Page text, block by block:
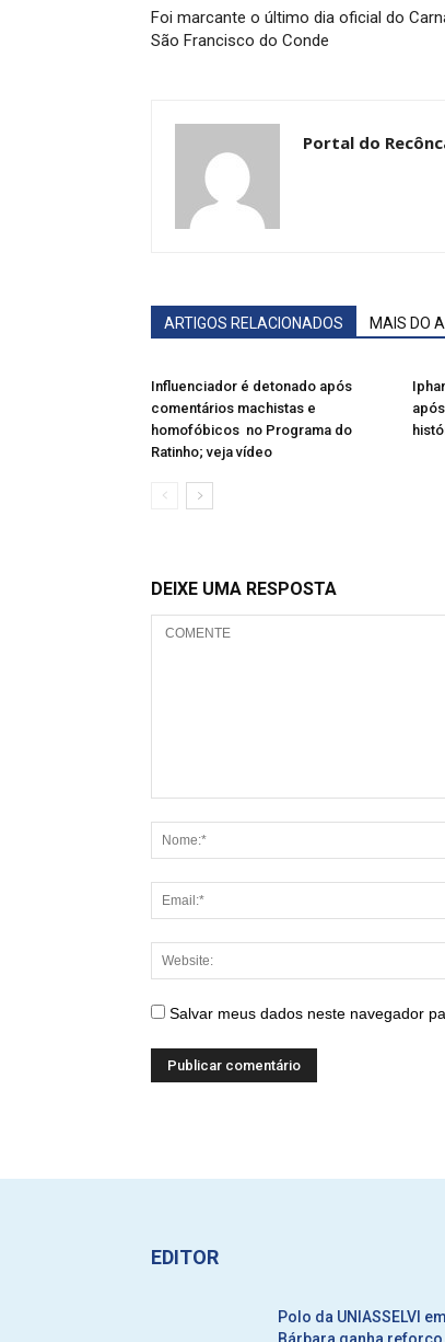
Foi marcante o último dia oficial do
São Francisco do Conde
Portal do
ARTIGOS RELACIONADOS MAIS DO
Influenciador é detonado após
comentários machistas e
homofóbicos no Programa do
Ratinho; veja vídeo
DEIXE UMA RESPOSTA
Salvar meus dados neste navegador
EDITOR
Polo da UNIASSELVI